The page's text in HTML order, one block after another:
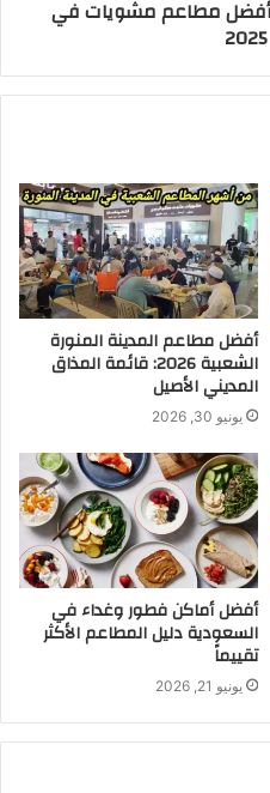
؛أفضل مطاعم مشويات في
أفضل مطاعم المدينة المنورة
الشعبية 2026: قائمة المذاق
المديني الأصيل
يونيو 30, 2026
أفضل أماكن فطور وغداء في
السعودية دليل المطاعم الأكثر
تقييماً
يونيو 21, 2026